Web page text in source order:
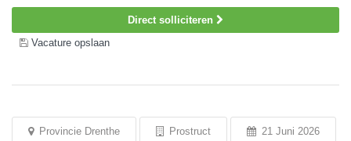
Direct solliciteren
Vacature opslaan
Provincie Drenthe Prostruct 21 Juni 2026